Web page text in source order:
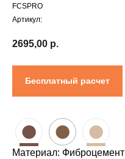
FCSPRO
Артикул:
2695,00 р.
Бесплатный расчет
● ● ●
Материал: Фиброцемент